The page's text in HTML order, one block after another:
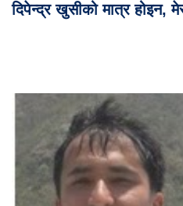
दिपेन्द्र खुसीको मात्र होइन,